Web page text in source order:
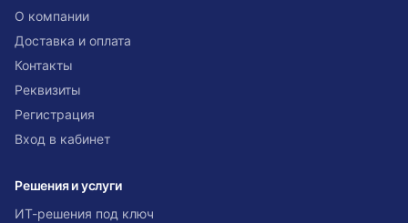
О компании
Доставка и оплата
Контакты
Реквизиты
Регистрация
Вход в кабинет
Решения и услуги
ИТ-решения под ключ